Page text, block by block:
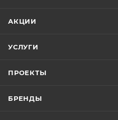
АКЦИИ
УСЛУГИ
ПРОЕКТЫ
БРЕНДЫ